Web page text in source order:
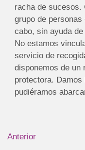
racha de sucesos.
grupo de
cabo, sin ayuda
No estamos
servicio de
disponemos de un
protectora.
pudiéramos
Anterior